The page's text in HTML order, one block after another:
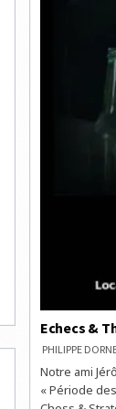
Echecs &
PHILIPPE
Notre ami
« Période